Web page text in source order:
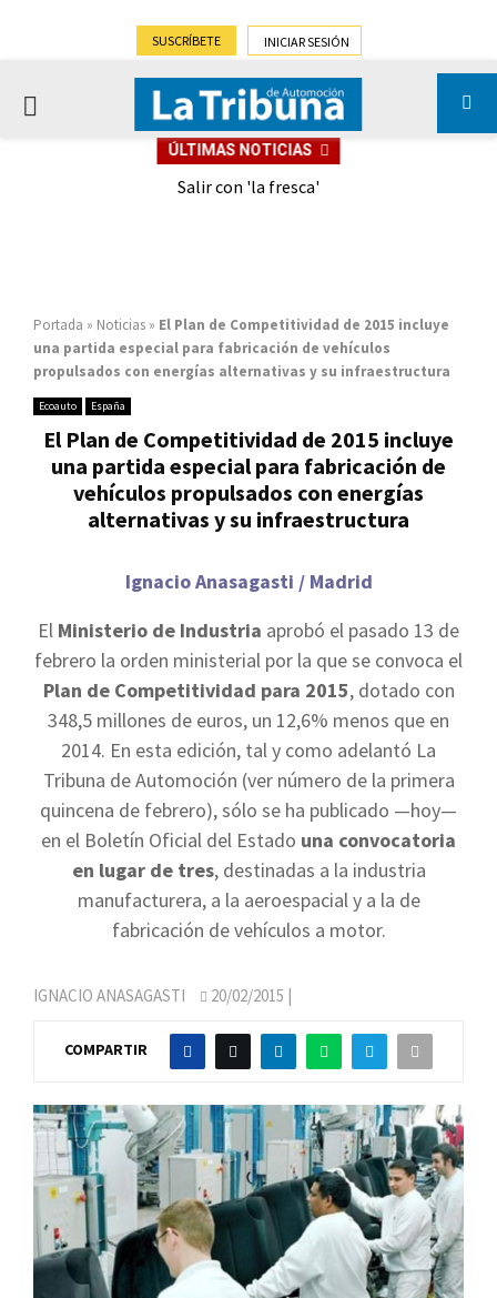
SUSCRÍBETE INICIAR SESIÓN
PRIMARY
ÚLTIMAS NOTICIAS
Salir con 'la fresca'
Portada » Noticias » El Plan de Competitividad de 2015 incluye
una partida especial para fabricación de vehículos
propulsados con energías alternativas y su infraestructura
Ecoauto España
El Plan de Competitividad de 2015 incluye
una partida especial para fabricación de
vehículos propulsados con energías
alternativas y su infraestructura
Ignacio Anasagasti / Madrid
El Ministerio de Industria aprobó el pasado 13 de
febrero la orden ministerial por la que se convoca el
Plan de Competitividad para 2015, dotado con
348,5 millones de euros, un 12,6% menos que en
2014. En esta edición, tal y como adelantó La
Tribuna de Automoción (ver número de la primera
quincena de febrero), sólo se ha publicado —hoy—
en el Boletín Oficial del Estado una convocatoria
en lugar de tres, destinadas a la industria
manufacturera, a la aeroespacial y a la de
fabricación de vehículos a motor.
IGNACIO ANASAGASTI 20/02/2015 |
COMPARTIR